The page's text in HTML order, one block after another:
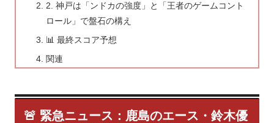
2. 神戸は「ンドカの強度」と「王者のゲームコント
ロール」で盤石の構え
📊 最終スコア予想
関連
🚨 緊急ニュース：鹿島のエース・鈴木優